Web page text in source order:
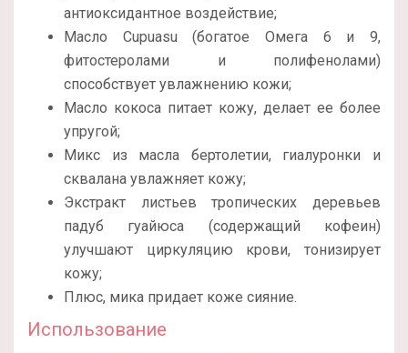
антиоксидантное воздействие;
Масло Cupuasu (богатое Омега 6 и 9,
фитостеролами и полифенолами)
способствует увлажнению кожи;
Масло кокоса питает кожу, делает ее более
упругой;
Микс из масла бертолетии, гиалуронки и
сквалана увлажняет кожу;
Экстракт листьев тропических деревьев
падуб гуайюса (содержащий кофеин)
улучшают циркуляцию крови, тонизирует
кожу;
Плюс, мика придает коже сияние.
Использование